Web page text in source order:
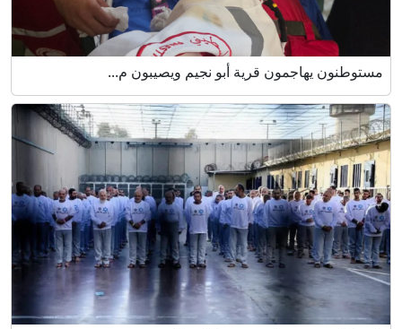
مستوطنون يهاجمون قرية أبو نجيم ويصيبون م...